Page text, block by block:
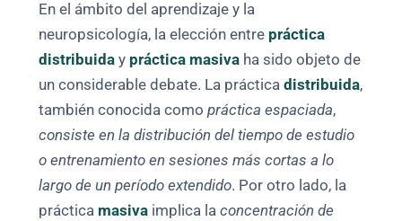
En el ámbito del aprendizaje y la
neuropsicología, la elección entre práctica
distribuida y práctica masiva ha sido objeto de
un considerable debate. La prácticadistribuida,
también conocida comopráctica espaciada,
consiste en la distribución del tiempo de estudio
o entrenamiento en sesiones más cortas a lo
largo de un período extendido. Por otro lado, la
práctica masiva implica laconcentración de